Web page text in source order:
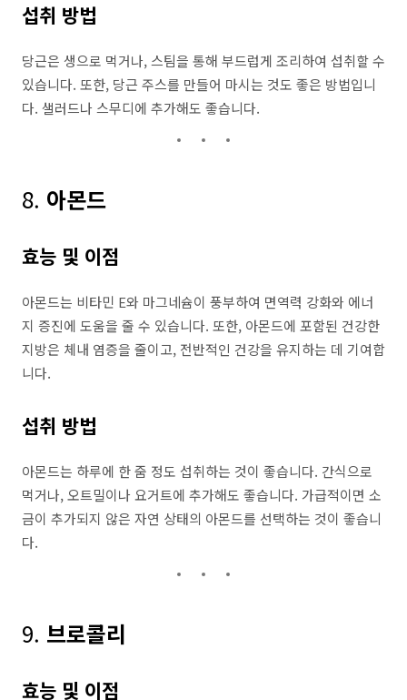
섭취 방법
당근은 생으로 먹거나, 스팀을 통해 부드럽게 조리하여 섭취할 수
있습니다. 또한, 당근 주스를 만들어 마시는 것도 좋은 방법입니
다. 샐러드나 스무디에 추가해도 좋습니다.
8. 아몬드
효능 및 이점
아몬드는 비타민 E와 마그네슘이 풍부하여 면역력 강화와 에너
지 증진에 도움을 줄 수 있습니다. 또한, 아몬드에 포함된 건강한
지방은 체내 염증을 줄이고, 전반적인 건강을 유지하는 데 기여합
니다.
섭취 방법
아몬드는 하루에 한 줌 정도 섭취하는 것이 좋습니다. 간식으로
먹거나, 오트밀이나 요거트에 추가해도 좋습니다. 가급적이면 소
금이 추가되지 않은 자연 상태의 아몬드를 선택하는 것이 좋습니
다.
9. 브로콜리
효능 및 이점